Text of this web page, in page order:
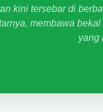
kini tersebar di
membawa
yang